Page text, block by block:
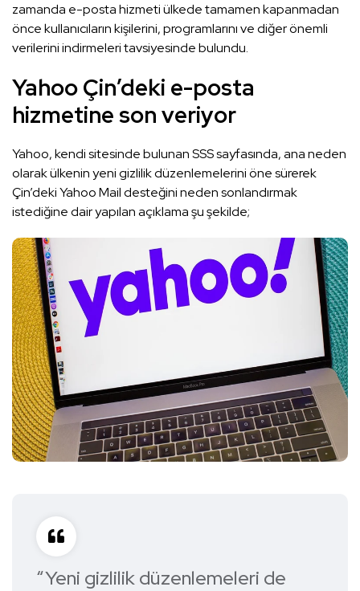
zamanda e-posta hizmeti ülkede tamamen kapanmadan
önce kullanıcıların kişilerini, programlarını ve diğer önemli
verilerini indirmeleri tavsiyesinde bulundu.
Yahoo Çin’deki e-posta
hizmetine son veriyor
Yahoo, kendi sitesinde bulunan SSS sayfasında, ana neden
olarak ülkenin yeni gizlilik düzenlemelerini öne sürerek
Çin’deki Yahoo Mail desteğini neden sonlandırmak
istediğine dair yapılan açıklama şu şekilde;
“Yeni gizlilik düzenlemeleri de